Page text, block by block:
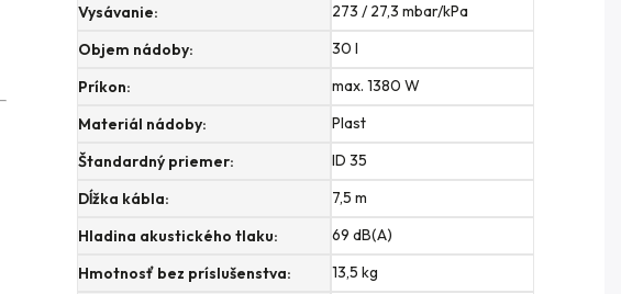
Vysávanie:
273 / 27,3 mbar/kPa
Objem nádoby:
30 l
Príkon:
max. 1380 W
Materiál nádoby:
Plast
Štandardný priemer:
ID 35
Dĺžka kábla:
7,5 m
Hladina akustického tlaku:
69 dB(A)
Hmotnosť bez príslušenstva:
13,5 kg